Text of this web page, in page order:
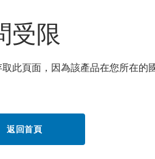
受限
此頁面，因為該產品在您所在的
返回首頁